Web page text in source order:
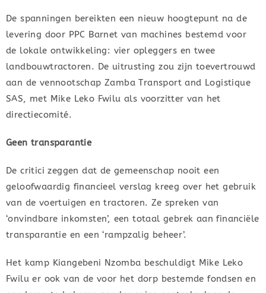
De spanningen bereikten een nieuw hoogtepunt na de
levering door PPC Barnet van machines bestemd voor
de lokale ontwikkeling: vier opleggers en twee
landbouwtractoren. De uitrusting zou zijn toevertrouwd
aan de vennootschap Zamba Transport and Logistique
SAS, met Mike Leko Fwilu als voorzitter van het
directiecomité.
Geen transparantie
De critici zeggen dat de gemeenschap nooit een
geloofwaardig financieel verslag kreeg over het gebruik
van de voertuigen en tractoren. Ze spreken van
‘onvindbare inkomsten’, een totaal gebrek aan financiële
transparantie en een ‘rampzalig beheer’.
Het kamp Kiangebeni Nzomba beschuldigt Mike Leko
Fwilu er ook van de voor het dorp bestemde fondsen en